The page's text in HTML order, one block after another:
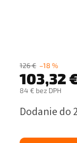
126 € –18 %
103,32
84 € bez DPH
cena:
Dodanie do